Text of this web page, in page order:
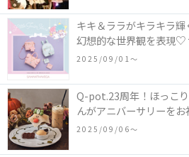
キキ＆ララがキラキラ輝
幻想的な世界観を表現♡
ツインスターズ』50周
2025/09/01〜
Q-pot.23周年！ほっこ
んがアニバーサリーを
ーキアクセサリー」が
「かぼちゃのオバケー
2025/09/06〜